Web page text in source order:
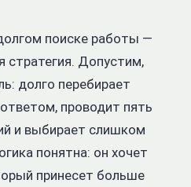
поиске работы —
стратегия. Допустим,
долго перебирает
проводит пять
и выбирает слишком
понятна: он хочет
принесет больше